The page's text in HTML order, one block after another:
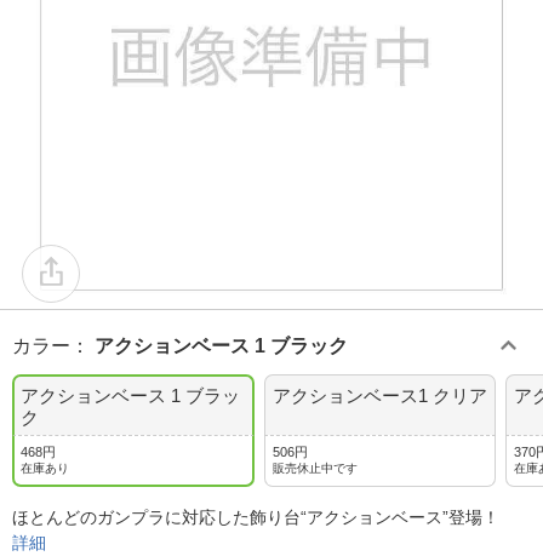
カラー ： アクションベース 1 ブラック
アクションベース 1 ブラッ
ク
468円
在庫あり
アクションベース1 クリア
506円
販売休止中です
ア
370
在庫
ほとんどのガンプラに対応した飾り台“アクションベース”登場！
詳細